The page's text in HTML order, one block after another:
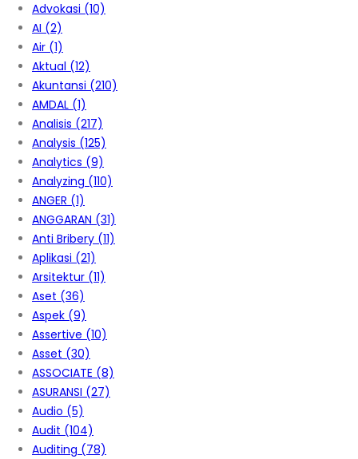
Advokasi (10)
AI (2)
Air (1)
Aktual (12)
Akuntansi (210)
AMDAL (1)
Analisis (217)
Analysis (125)
Analytics (9)
Analyzing (110)
ANGER (1)
ANGGARAN (31)
Anti Bribery (11)
Aplikasi (21)
Arsitektur (11)
Aset (36)
Aspek (9)
Assertive (10)
Asset (30)
ASSOCIATE (8)
ASURANSI (27)
Audio (5)
Audit (104)
Auditing (78)